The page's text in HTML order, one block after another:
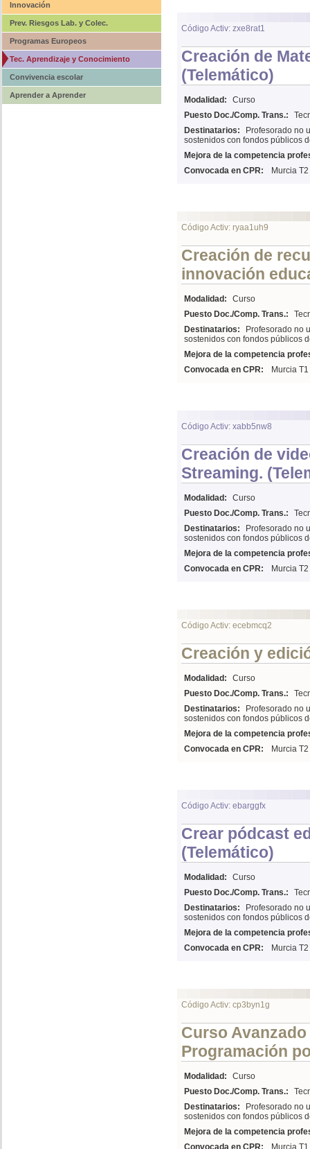
Innovación
Prev. Riesgos Lab. y Colec.
Programas Europeos
Tec. Aprendizaje y Conocimiento
Convivencia escolar
Aprender a Aprender
Código Activ: zxe8rat1
Creación de
(Telemático)
Modalidad:
Curso
Puesto Doc./Comp. Trans.:
Destinatarios:
Profesorado no
sostenidos con fondos públicos
Mejora de la competencia
Convocada en CPR:
Murcia T2
Código Activ: ryaa1uh9
Creación de
innovación
Modalidad:
Curso
Puesto Doc./Comp. Trans.:
Destinatarios:
Profesorado no
sostenidos con fondos públicos
Mejora de la competencia
Convocada en CPR:
Murcia T1
Código Activ: xabb5nw8
Creación de
Streaming.
Modalidad:
Curso
Puesto Doc./Comp. Trans.:
Destinatarios:
Profesorado no
sostenidos con fondos públicos
Mejora de la competencia
Convocada en CPR:
Murcia T2
Código Activ: ecebmcq2
Creación y
Modalidad:
Curso
Puesto Doc./Comp. Trans.:
Destinatarios:
Profesorado no
sostenidos con fondos públicos
Mejora de la competencia
Convocada en CPR:
Murcia T2
Código Activ: ebarggfx
Crear pódcast
(Telemático)
Modalidad:
Curso
Puesto Doc./Comp. Trans.:
Destinatarios:
Profesorado no
sostenidos con fondos públicos
Mejora de la competencia
Convocada en CPR:
Murcia T2
Código Activ: cp3byn1g
Curso
Programación
Modalidad:
Curso
Puesto Doc./Comp. Trans.:
Destinatarios:
Profesorado no
sostenidos con fondos públicos
Mejora de la competencia
Convocada en CPR:
Murcia T1